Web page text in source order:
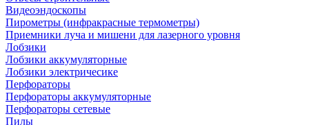
Видеоэндоскопы
Пирометры (инфракрасные термометры)
Приемники луча и мишени для лазерного уровня
Лобзики
Лобзики аккумуляторные
Лобзики электричесике
Перфораторы
Перфораторы аккумуляторные
Перфораторы сетевые
Пилы